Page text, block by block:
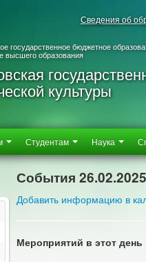
Сведения об
государственное бюджетное
высшего образования
культуры
Студентам Наука
События 26.02.2025
Добавить информацию в
Мероприятий в этот день